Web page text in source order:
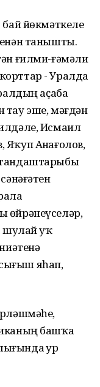
бай йөкмәткеле
танышты.
ғилми-ғәмәли
- Уралда
аҫаба
тау эше, мәғдән
Исмаил
Аҙнағолов,
өйрәнеүселәр,
шулай уҡ
яһап,
башҡа
ҙур